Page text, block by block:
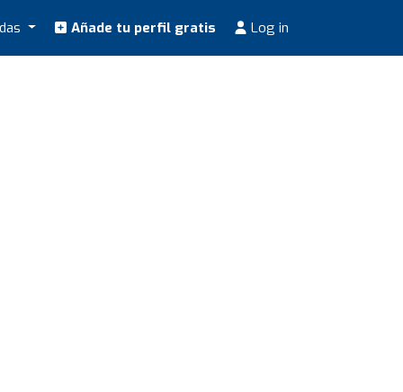
Añade tu perfil gratis Log in